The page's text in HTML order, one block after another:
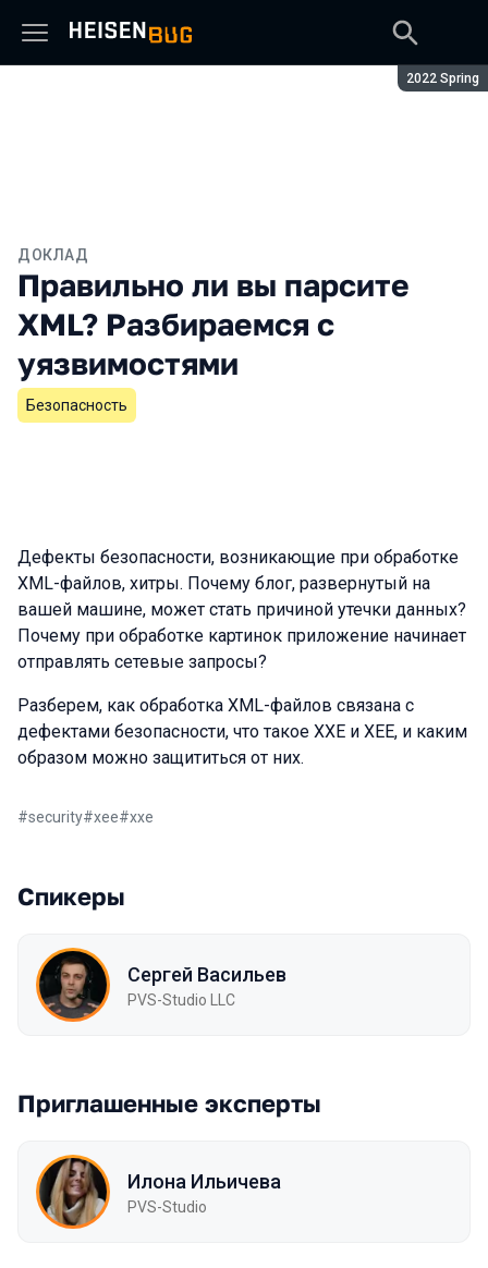
Сезон:
2022 Spring
ДОКЛАД
Правильно ли вы парсите
XML? Разбираемся с
уязвимостями
Безопасность
Дефекты безопасности, возникающие при обработке
XML-файлов, хитры. Почему блог, развернутый на
вашей машине, может стать причиной утечки данных?
Почему при обработке картинок приложение начинает
отправлять сетевые запросы?
Разберем, как обработка XML-файлов связана с
дефектами безопасности, что такое XXE и XEE, и каким
образом можно защититься от них.
#security#xee#xxe
Спикеры
Сергей Васильев
PVS-Studio LLC
Приглашенные эксперты
Илона Ильичева
PVS-Studio